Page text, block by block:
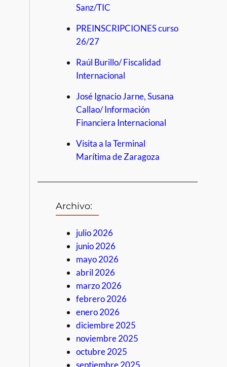
Sanz/TIC
PREINSCRIPCIONES curso
26/27
Raúl Burillo/ Fiscalidad
Internacional
José Ignacio Jarne, Susana
Callao/ Información
Financiera Internacional
Visita a la Terminal
Marítima de Zaragoza
Archivo:
julio 2026
junio 2026
mayo 2026
abril 2026
marzo 2026
febrero 2026
enero 2026
diciembre 2025
noviembre 2025
octubre 2025
septiembre 2025